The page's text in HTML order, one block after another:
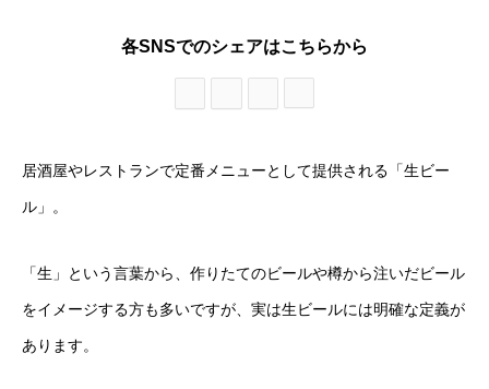
各SNSでのシェアはこちらから
居酒屋やレストランで定番メニューとして提供される「生ビー
ル」。
「生」という言葉から、作りたてのビールや樽から注いだビール
をイメージする方も多いですが、実は生ビールには明確な定義が
あります。